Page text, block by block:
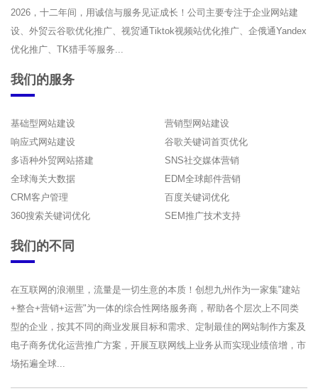
2026，十二年间，用诚信与服务见证成长！公司主要专注于企业网站建
设、外贸云谷歌优化推广、视贸通Tiktok视频站优化推广、企俄通Yandex
优化推广、TK猎手等服务...
我们的服务
基础型网站建设
营销型网站建设
响应式网站建设
谷歌关键词首页优化
多语种外贸网站搭建
SNS社交媒体营销
全球海关大数据
EDM全球邮件营销
CRM客户管理
百度关键词优化
360搜索关键词优化
SEM推广技术支持
我们的不同
在互联网的浪潮里，流量是一切生意的本质！创想九州作为一家集"建站
+整合+营销+运营"为一体的综合性网络服务商，帮助各个层次上不同类
型的企业，按其不同的商业发展目标和需求、定制最佳的网站制作方案及
电子商务优化运营推广方案，开展互联网线上业务从而实现业绩倍增，市
场拓遍全球...